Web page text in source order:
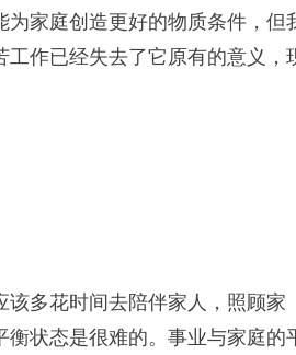
家庭创造更好的物质条件，但
作已经失去了它原有的意义，
多花时间去陪伴家人，照顾家
衡状态是很难的。事业与家庭的